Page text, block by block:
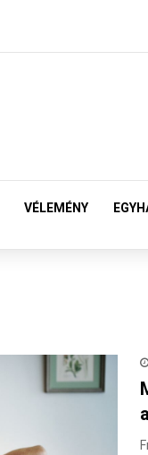
VÉLEMÉNY